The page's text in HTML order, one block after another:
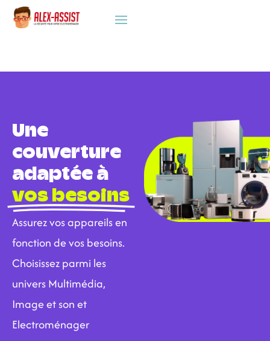
Une
couverture
adaptée à
vos besoins
Assurez vos appareils en
fonction de vos besoins.
Choisissez parmi les
univers Multimédia,
Image et son et
Electroménager